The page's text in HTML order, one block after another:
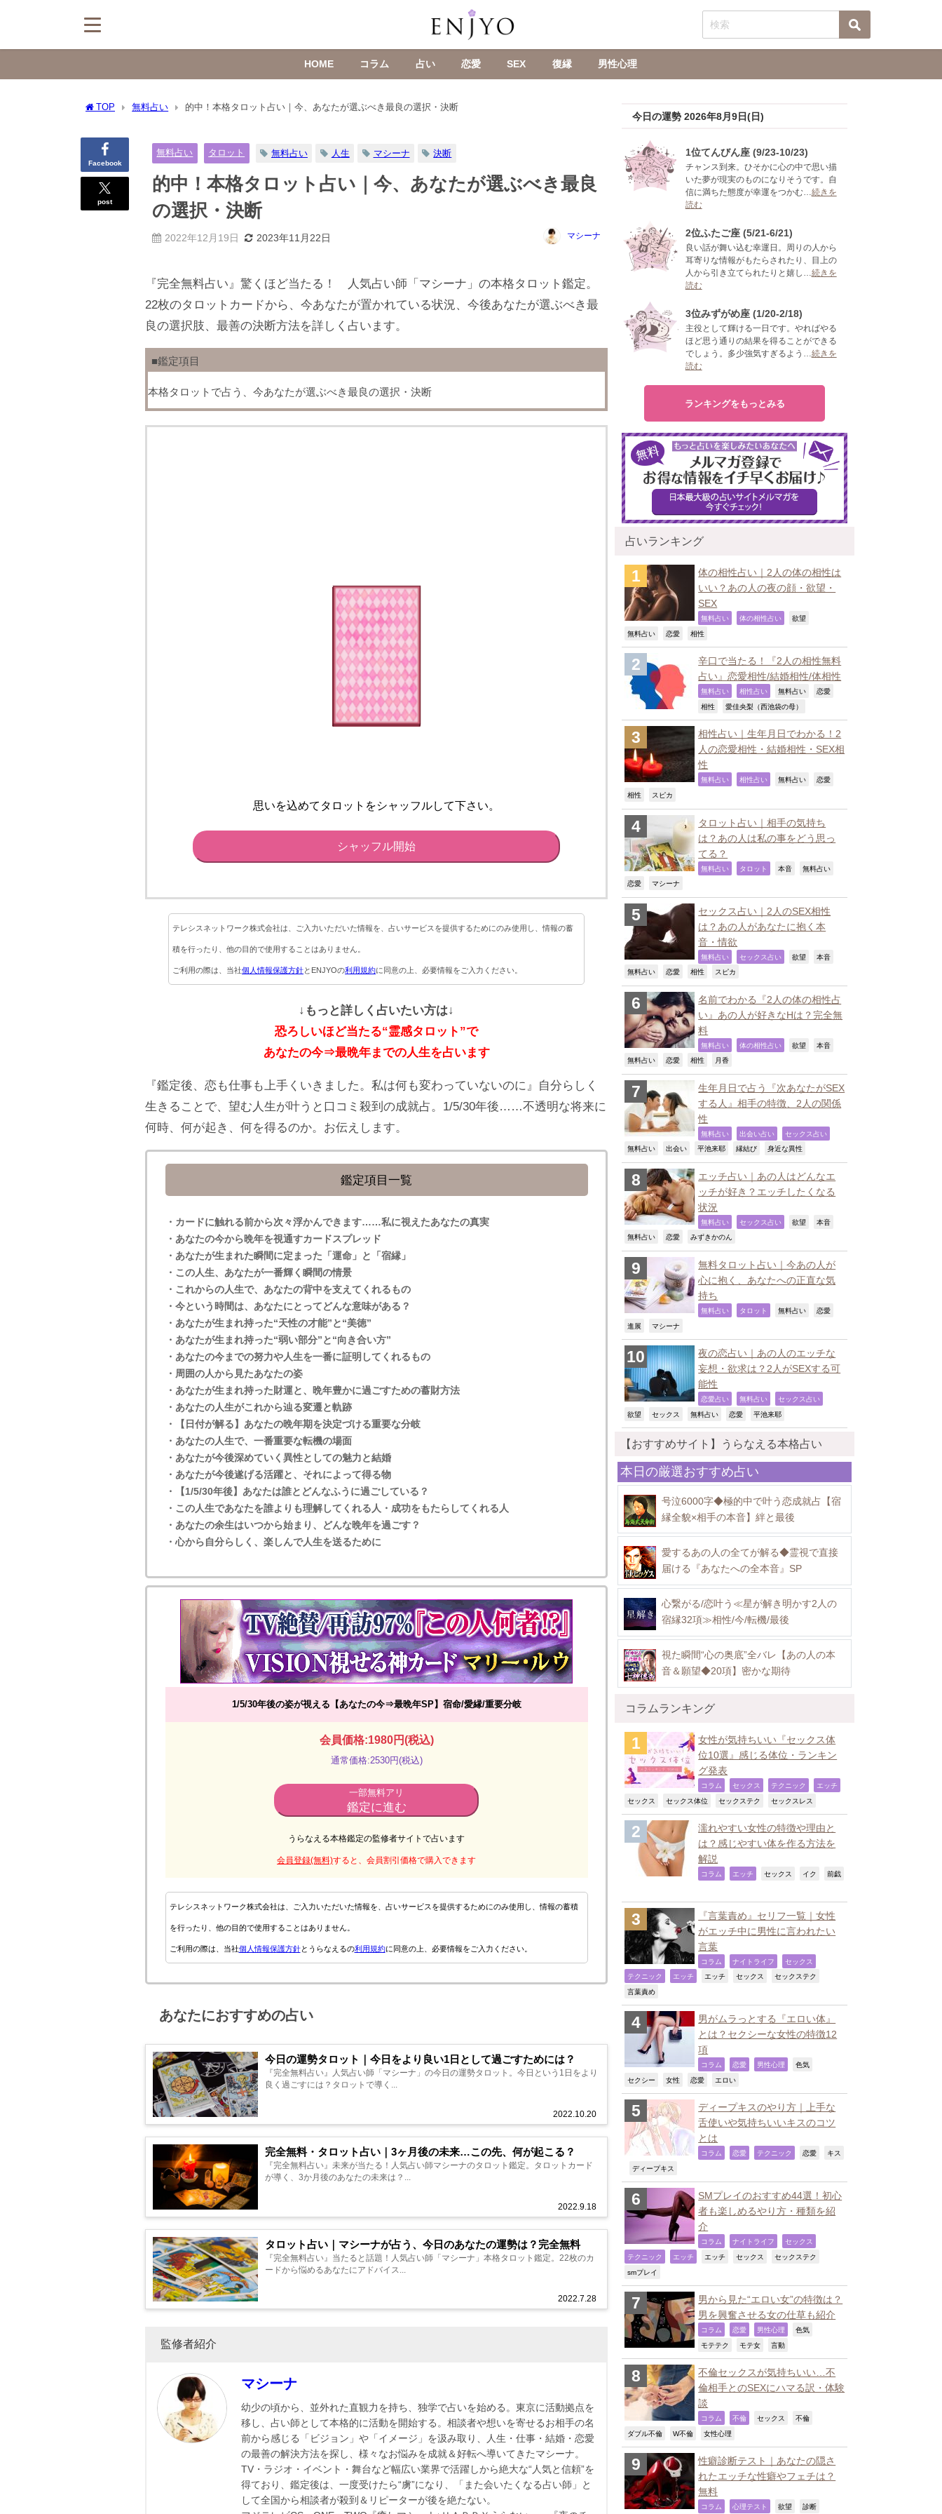
HOME コラム 占い 恋愛 SEX 復縁 男性心理
TOP 無料占い 的中！本格タロット占い｜今、あなたが選ぶべき最良の選択・決断
Facebook
post
無料占い タロット 無料占い 人生 マシーナ 決断
的中！本格タロット占い｜今、あなたが選ぶべき最良
の選択・決断
2022年12月19日 2023年11月22日 マシーナ
『完全無料占い』驚くほど当たる！ 人気占い師「マシーナ」の本格タロット鑑定。
22枚のタロットカードから、今あなたが置かれている状況、今後あなたが選ぶべき最
良の選択肢、最善の決断方法を詳しく占います。
■鑑定項目
本格タロットで占う、今あなたが選ぶべき最良の選択・決断
思いを込めてタロットをシャッフルして下さい。
シャッフル開始
テレシスネットワーク株式会社は、ご入力いただいた情報を、占いサービスを提供するためにのみ使用し、情報の蓄
積を行ったり、他の目的で使用することはありません。
ご利用の際は、当社個人情報保護方針とENJYOの利用規約に同意の上、必要情報をご入力ください。
↓もっと詳しく占いたい方は↓
恐ろしいほど当たる“霊感タロット”で
あなたの今⇒最晩年までの人生を占います
『鑑定後、恋も仕事も上手くいきました。私は何も変わっていないのに』自分らしく
生きることで、望む人生が叶うと口コミ殺到の成就占。1/5/30年後……不透明な将来に
何時、何が起き、何を得るのか。お伝えします。
鑑定項目一覧
・カードに触れる前から次々浮かんできます……私に視えたあなたの真実
・あなたの今から晩年を視通すカードスプレッド
・あなたが生まれた瞬間に定まった「運命」と「宿縁」
・この人生、あなたが一番輝く瞬間の情景
・これからの人生で、あなたの背中を支えてくれるもの
・今という時間は、あなたにとってどんな意味がある？
・あなたが生まれ持った“天性の才能”と“美徳”
・あなたが生まれ持った“弱い部分”と“向き合い方”
・あなたの今までの努力や人生を一番に証明してくれるもの
・周囲の人から見たあなたの姿
・あなたが生まれ持った財運と、晩年豊かに過ごすための蓄財方法
・あなたの人生がこれから辿る変遷と軌跡
・【日付が解る】あなたの晩年期を決定づける重要な分岐
・あなたの人生で、一番重要な転機の場面
・あなたが今後深めていく異性としての魅力と結婚
・あなたが今後遂げる活躍と、それによって得る物
・【1/5/30年後】あなたは誰とどんなふうに過ごしている？
・この人生であなたを誰よりも理解してくれる人・成功をもたらしてくれる人
・あなたの余生はいつから始まり、どんな晩年を過ごす？
・心から自分らしく、楽しんで人生を送るために
1/5/30年後の姿が視える【あなたの今⇒最晩年SP】宿命/愛縁/重要分岐
会員価格:1980円(税込)
通常価格:2530円(税込)
一部無料アリ
鑑定に進む
うらなえる本格鑑定の監修者サイトで占います
会員登録(無料)すると、会員割引価格で購入できます
テレシスネットワーク株式会社は、ご入力いただいた情報を、占いサービスを提供するためにのみ使用し、情報の蓄積
を行ったり、他の目的で使用することはありません。
ご利用の際は、当社個人情報保護方針とうらなえるの利用規約に同意の上、必要情報をご入力ください。
あなたにおすすめの占い
今日の運勢タロット｜今日をより良い1日として過ごすためには？
2022.10.20
『完全無料占い』人気占い師「マシーナ」の今日の運勢タロット。今日という1日をより
良く過ごすには？タロットで導く...
完全無料・タロット占い｜3ヶ月後の未来…この先、何が起こる？
2022.9.18
『完全無料占い』未来が当たる！人気占い師マシーナのタロット鑑定。タロットカード
が導く、3か月後のあなたの未来は？...
タロット占い｜マシーナが占う、今日のあなたの運勢は？完全無料
2022.7.28
『完全無料占い』当たると話題！人気占い師「マシーナ」本格タロット鑑定。22枚のカ
ードから悩めるあなたにアドバイス...
監修者紹介
マシーナ
幼少の頃から、並外れた直観力を持ち、独学で占いを始める。東京に活動拠点を
移し、占い師として本格的に活動を開始する。相談者や想いを寄せるお相手の名
前から感じる「ビジョン」や「イメージ」を汲み取り、人生・仕事・結婚・恋愛
の最善の解決方法を探し、様々なお悩みを成就＆好転へ導いてきたマシーナ。
TV・ラジオ・イベント・舞台など幅広い業界で活躍しから絶大な“人気と信頼”を
得ており、鑑定後は、一度受けたら“虜”になり、「また会いたくなる占い師」と
して全国から相談者が殺到＆リピーターが後を絶たない。
今日の運勢 2026年8月9日(日)
1位てんびん座 (9/23-10/23)
チャンス到来。ひそかに心の中で思い描
いた夢が現実のものになりそうです。自
信に満ちた態度が幸運をつかむ… 続きを
読む
2位ふたご座 (5/21-6/21)
良い話が舞い込む幸運日。周りの人から
耳寄りな情報がもたらされたり、目上の
人から引き立てられたりと嬉し… 続きを
読む
3位みずがめ座 (1/20-2/18)
主役として輝ける一日です。やればやる
ほど思う通りの結果を得ることができる
でしょう。多少強気すぎるよう… 続きを
読む
ランキングをもっとみる
占いランキング
体の相性占い｜2人の体の相性は
いい？あの人の夜の顔・欲望・
SEX
無料占い 体の相性占い 欲望
無料占い 恋愛 相性
辛口で当たる！『2人の相性無料
占い』恋愛相性/結婚相性/体相性
無料占い 相性占い 無料占い 恋愛
相性 愛佳央梨（西池袋の母）
相性占い｜生年月日でわかる！2
人の恋愛相性・結婚相性・SEX相
性
無料占い 相性占い 無料占い 恋愛
相性 スピカ
タロット占い｜相手の気持ち
は？あの人は私の事をどう思っ
てる？
無料占い タロット 本音 無料占い
恋愛 マシーナ
セックス占い｜2人のSEX相性
は？あの人があなたに抱く本
音・情欲
無料占い セックス占い 欲望 本音
無料占い 恋愛 相性 スピカ
名前でわかる『2人の体の相性占
い』あの人が好きなHは？完全無
料
無料占い 体の相性占い 欲望 本音
無料占い 恋愛 相性 月香
生年月日で占う『次あなたがSEX
する人』相手の特徴、2人の関係
性
無料占い 出会い占い セックス占い
無料占い 出会い 平池来耶 縁結び 身近な異性
エッチ占い｜あの人はどんなエ
ッチが好き？エッチしたくなる
状況
無料占い セックス占い 欲望 本音
無料占い 恋愛 みずきかのん
無料タロット占い｜今あの人が
心に抱く、あなたへの正直な気
持ち
無料占い タロット 無料占い 恋愛
進展 マシーナ
夜の恋占い｜あの人のエッチな
妄想・欲求は？2人がSEXする可
能性
恋愛占い 無料占い セックス占い
欲望 セックス 無料占い 恋愛 平池来耶
【おすすめサイト】うらなえる本格占い
本日の厳選おすすめ占い
号泣6000字◆極的中で叶う恋成就占【宿
縁全貌×相手の本音】絆と最後
愛するあの人の全てが解る◆霊視で直接
届ける『あなたへの全本音』SP
心繋がる/恋叶う≪星が解き明かす2人の
宿縁32項≫相性/今/転機/最後
視た瞬間“心の奥底”全バレ【あの人の本
音＆願望◆20項】密かな期待
コラムランキング
女性が気持ちいい『セックス体
位10選』感じる体位・ランキン
グ発表
コラム セックス テクニック エッチ
セックス セックス体位 セックステク セックスレス
濡れやすい女性の特徴や理由と
は？感じやすい体を作る方法を
解説
コラム エッチ セックス イク 前戯
『言葉責め』セリフ一覧｜女性
がエッチ中に男性に言われたい
言葉
コラム ナイトライフ セックス
テクニック エッチ エッチ セックス セックステク
言葉責め
男がムラっとする『エロい体』
とは？セクシーな女性の特徴12
項
コラム 恋愛 男性心理 色気
セクシー 女性 恋愛 エロい
ディープキスのやり方｜上手な
舌使いや気持ちいいキスのコツ
とは
コラム 恋愛 テクニック 恋愛 キス
ディープキス
SMプレイのおすすめ44選！初心
者も楽しめるやり方・種類を紹
介
コラム ナイトライフ セックス
テクニック エッチ エッチ セックス セックステク
smプレイ
男から見た“エロい女”の特徴は？
男を興奮させる女の仕草も紹介
コラム 恋愛 男性心理 色気
モテテク モテ女 言動
不倫セックスが気持ちいい…不
倫相手とのSEXにハマる訳・体験
談
コラム 不倫 セックス 不倫
ダブル不倫 W不倫 女性心理
性癖診断テスト｜あなたの隠さ
れたエッチな性癖やフェチは？
無料
コラム 心理テスト 欲望 診断